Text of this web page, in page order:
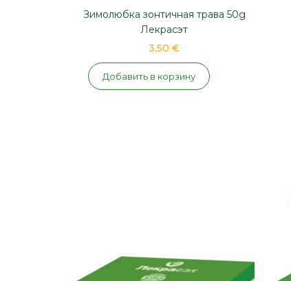
Зимолюбка зонтичная трава 50g
Лекрасэт
3,50 €
Добавить в корзину